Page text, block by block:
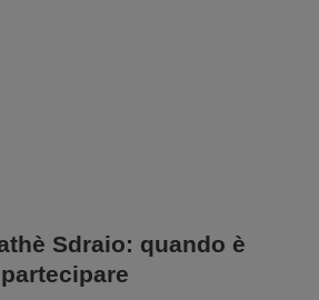
Sdraio: quando è